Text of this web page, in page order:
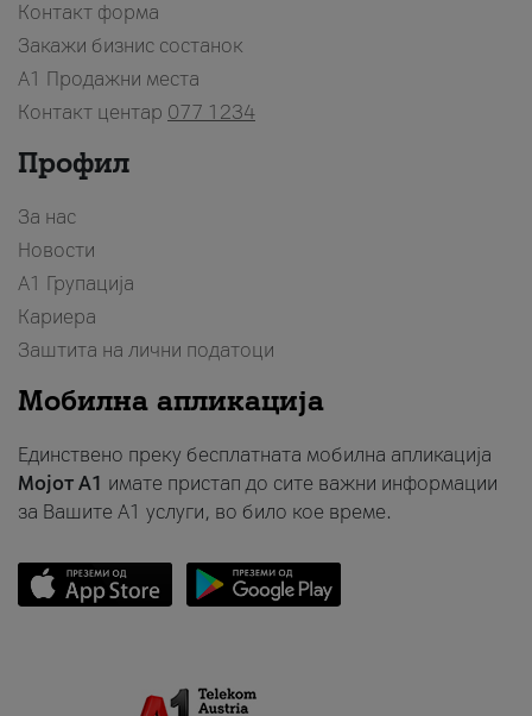
Контакт форма
Закажи бизнис состанок
A1 Продажни места
Контакт центар 077 1234
Профил
За нас
Новости
А1 Групација
Кариера
Заштита на лични податоци
Мобилна апликација
Единствено преку бесплатната мобилна апликација
Мојот A1 имате пристап до сите важни информации
за Вашите A1 услуги, во било кое време.